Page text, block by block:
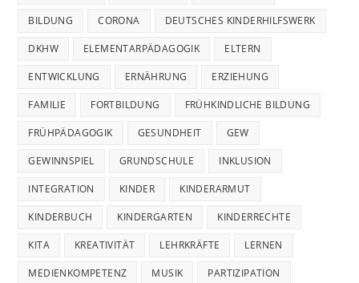
BILDUNG CORONA DEUTSCHES KINDERHILFSWERK
DKHW ELEMENTARPÄDAGOGIK ELTERN
ENTWICKLUNG ERNÄHRUNG ERZIEHUNG
FAMILIE FORTBILDUNG FRÜHKINDLICHE BILDUNG
FRÜHPÄDAGOGIK GESUNDHEIT GEW
GEWINNSPIEL GRUNDSCHULE INKLUSION
INTEGRATION KINDER KINDERARMUT
KINDERBUCH KINDERGARTEN KINDERRECHTE
KITA KREATIVITÄT LEHRKRÄFTE LERNEN
MEDIENKOMPETENZ MUSIK PARTIZIPATION